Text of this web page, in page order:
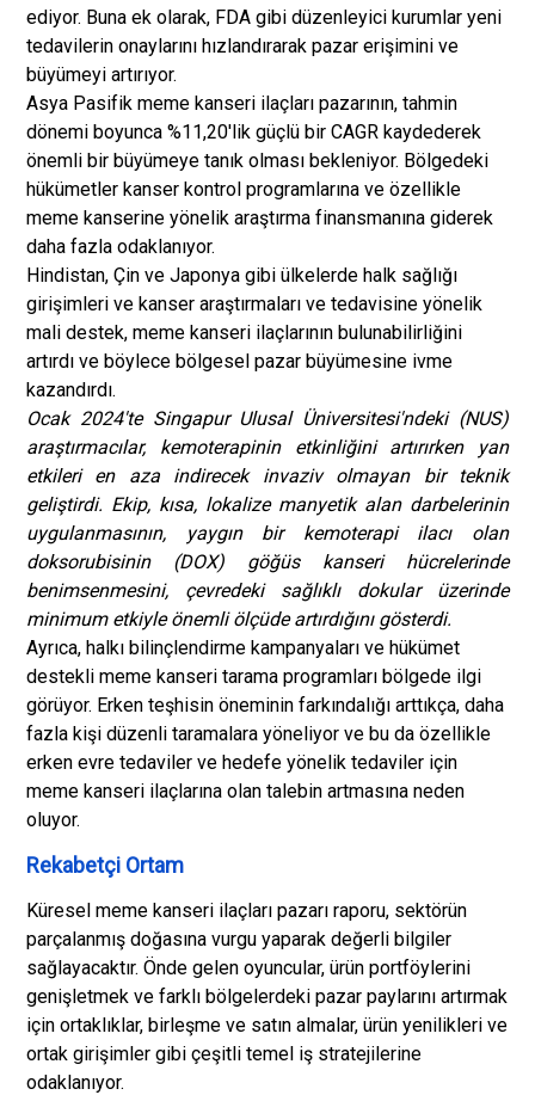
ediyor. Buna ek olarak, FDA gibi düzenleyici kurumlar yeni
tedavilerin onaylarını hızlandırarak pazar erişimini ve
büyümeyi artırıyor.
Asya Pasifik meme kanseri ilaçları pazarının, tahmin
dönemi boyunca %11,20'lik güçlü bir CAGR kaydederek
önemli bir büyümeye tanık olması bekleniyor. Bölgedeki
hükümetler kanser kontrol programlarına ve özellikle
meme kanserine yönelik araştırma finansmanına giderek
daha fazla odaklanıyor.
Hindistan, Çin ve Japonya gibi ülkelerde halk sağlığı
girişimleri ve kanser araştırmaları ve tedavisine yönelik
mali destek, meme kanseri ilaçlarının bulunabilirliğini
artırdı ve böylece bölgesel pazar büyümesine ivme
kazandırdı.
Ocak 2024'te Singapur Ulusal Üniversitesi'ndeki (NUS)
araştırmacılar, kemoterapinin etkinliğini artırırken yan
etkileri en aza indirecek invaziv olmayan bir teknik
geliştirdi. Ekip, kısa, lokalize manyetik alan darbelerinin
uygulanmasının, yaygın bir kemoterapi ilacı olan
doksorubisinin (DOX) göğüs kanseri hücrelerinde
benimsenmesini, çevredeki sağlıklı dokular üzerinde
minimum etkiyle önemli ölçüde artırdığını gösterdi.
Ayrıca, halkı bilinçlendirme kampanyaları ve hükümet
destekli meme kanseri tarama programları bölgede ilgi
görüyor. Erken teşhisin öneminin farkındalığı arttıkça, daha
fazla kişi düzenli taramalara yöneliyor ve bu da özellikle
erken evre tedaviler ve hedefe yönelik tedaviler için
meme kanseri ilaçlarına olan talebin artmasına neden
oluyor.
Rekabetçi Ortam
Küresel meme kanseri ilaçları pazarı raporu, sektörün
parçalanmış doğasına vurgu yaparak değerli bilgiler
sağlayacaktır. Önde gelen oyuncular, ürün portföylerini
genişletmek ve farklı bölgelerdeki pazar paylarını artırmak
için ortaklıklar, birleşme ve satın almalar, ürün yenilikleri ve
ortak girişimler gibi çeşitli temel iş stratejilerine
odaklanıyor.